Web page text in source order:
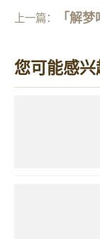
上一篇： 「解
您可能感兴